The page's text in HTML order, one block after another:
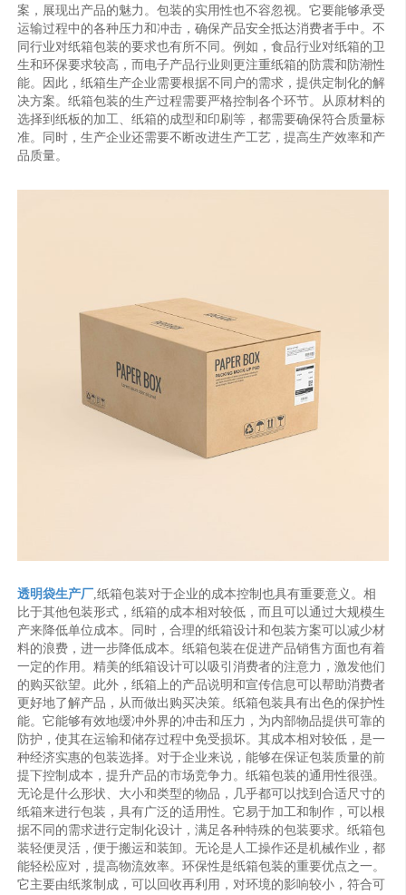
案，展现出产品的魅力。包装的实用性也不容忽视。它要能够承受
运输过程中的各种压力和冲击，确保产品安全抵达消费者手中。不
同行业对纸箱包装的要求也有所不同。例如，食品行业对纸箱的卫
生和环保要求较高，而电子产品行业则更注重纸箱的防震和防潮性
能。因此，纸箱生产企业需要根据不同户的需求，提供定制化的解
决方案。纸箱包装的生产过程需要严格控制各个环节。从原材料的
选择到纸板的加工、纸箱的成型和印刷等，都需要确保符合质量标
准。同时，生产企业还需要不断改进生产工艺，提高生产效率和产
品质量。
透明袋生产厂,纸箱包装对于企业的成本控制也具有重要意义。相
比于其他包装形式，纸箱的成本相对较低，而且可以通过大规模生
产来降低单位成本。同时，合理的纸箱设计和包装方案可以减少材
料的浪费，进一步降低成本。纸箱包装在促进产品销售方面也有着
一定的作用。精美的纸箱设计可以吸引消费者的注意力，激发他们
的购买欲望。此外，纸箱上的产品说明和宣传信息可以帮助消费者
更好地了解产品，从而做出购买决策。纸箱包装具有出色的保护性
能。它能够有效地缓冲外界的冲击和压力，为内部物品提供可靠的
防护，使其在运输和储存过程中免受损坏。其成本相对较低，是一
种经济实惠的包装选择。对于企业来说，能够在保证包装质量的前
提下控制成本，提升产品的市场竞争力。纸箱包装的通用性很强。
无论是什么形状、大小和类型的物品，几乎都可以找到合适尺寸的
纸箱来进行包装，具有广泛的适用性。它易于加工和制作，可以根
据不同的需求进行定制化设计，满足各种特殊的包装要求。纸箱包
装轻便灵活，便于搬运和装卸。无论是人工操作还是机械作业，都
能轻松应对，提高物流效率。环保性是纸箱包装的重要优点之一。
它主要由纸浆制成，可以回收再利用，对环境的影响较小，符合可